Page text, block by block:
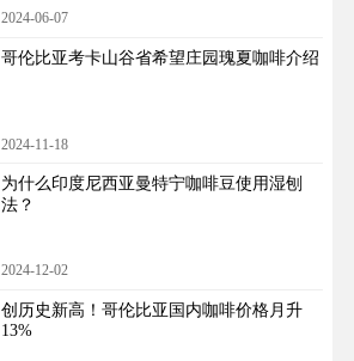
2024-06-07
哥伦比亚考卡山谷省希望庄园瑰夏咖啡介绍
2024-11-18
为什么印度尼西亚曼特宁咖啡豆使用湿刨
法？
2024-12-02
创历史新高！哥伦比亚国内咖啡价格月升
13%